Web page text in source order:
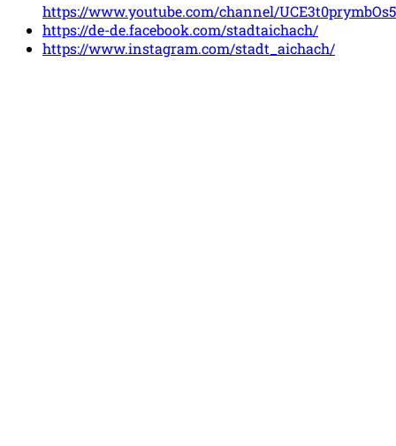
https://www.youtube.com/channel/
https://de-de.facebook.com/stadtaichach/
https://www.instagram.com/stadt_aichach/